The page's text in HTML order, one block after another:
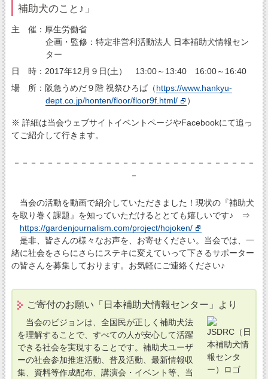
補助犬のこと♪」
主 催：厚生労働省
企画・監修：特定非営利活動法人 日本補助犬情報セン
ター
日 時：2017年12月９日(土） 13:00～13:40 16:00～16:40
場 所：阪急うめだ９階 祝祭ひろば（https://www.hankyu-
dept.co.jp/honten/floor/floor9f.html/
）
※ 詳細は当会ウェブサイトイベントページやFacebookにて追っ
てご紹介して行きます。
－－－－－－－－－－－－－－－－－－－－－－－－－－－－－
－
当会の活動を動画で紹介していただきました！現状の『補助犬
を取り巻く課題』を知っていただけるととても嬉しいです♪ ⇒
https://gardenjournalism.com/project/hojoken/
是非、皆さんの様々なお声を、お寄せください。当会では、一
緒に社会をさらにさらにステキに変えていって下さるサポーター
の皆さんを募集しております。お気軽にご連絡ください♪
ご寄付のお願い「日本補助犬情報センター」より
当会のビジョンは、全国民が正しく補助犬法
を理解することで、すべての人が安心して活躍
できる社会を実現することです。補助犬ユーザ
ーの社会参加推進活動、普及活動、最新情報収
集、資料等作成配布、講演会・イベント等、当